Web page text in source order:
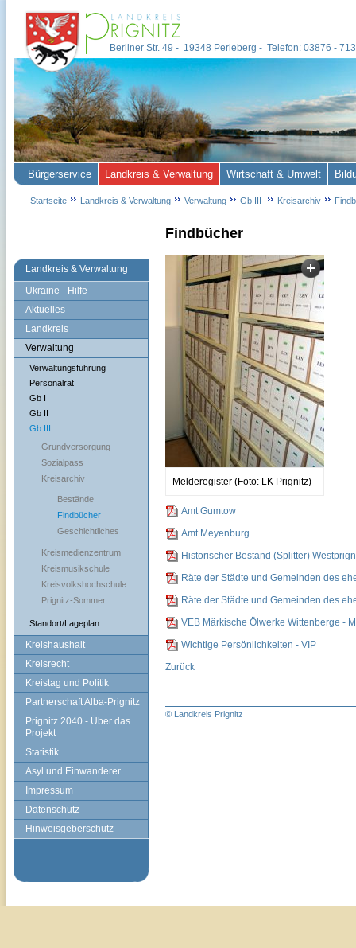
Landkreis & Verwaltung
Ukraine - Hilfe
Aktuelles
Landkreis
Verwaltung
Verwaltungsführung
Personalrat
Gb I
Gb II
Gb III
Grundversorgung
Sozialpass
Kreisarchiv
Bestände
Findbücher
Geschichtliches
Kreismedienzentrum
Kreismusikschule
Kreisvolkshochschule
Prignitz-Sommer
Standort/Lageplan
Kreishaushalt
Kreisrecht
Kreistag und Politik
Partnerschaft Alba-Prignitz
Prignitz 2040 - Über das
Projekt
Statistik
Asyl und Einwanderer
Impressum
Datenschutz
Hinweisgeberschutz
Findbücher
Melderegister (Foto: LK Prignitz)
Amt Gumtow
Amt Meyenburg
Historischer Bestand (Splitter)
Räte der Städte und Gemeinden des
Räte der Städte und Gemeinden des
VEB Märkische Ölwerke Wittenberge -
Wichtige Persönlichkeiten - VIP
Zurück
© Landkreis Prignitz
Berliner Str. 49 - 19348 Perleberg - Telefon: 03876 -
Bürgerservice Landkreis & Verwaltung Wirtschaft & Umwelt
Startseite Landkreis & Verwaltung Verwaltung Gb III Kreisarchiv